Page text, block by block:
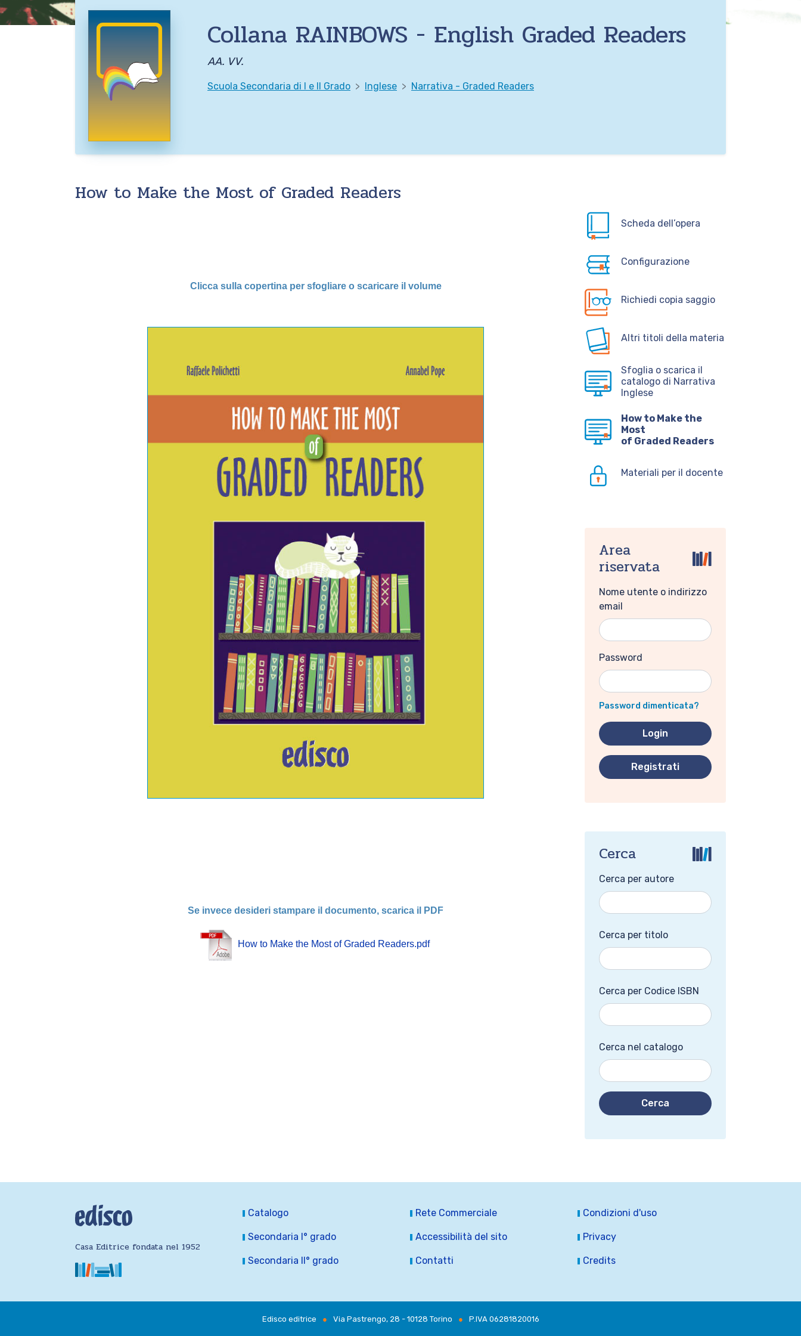
Collana RAINBOWS - English Graded Readers
AA. VV.
Scuola Secondaria di I e II Grado Inglese Narrativa - Graded Readers
How to Make the Most of Graded Readers
Clicca sulla copertina per sfogliare o scaricare il volume
Se invece desideri stampare il documento, scarica il PDF
How to Make the Most of Graded Readers.pdf
Scheda dell’opera
Configurazione
Richiedi copia saggio
Altri titoli della materia
Sfoglia o scarica il
catalogo di Narrativa
Inglese
How to Make the
Most
of Graded Readers
Materiali per il docente
Area
riservata
Nome utente o indirizzo
email
Password
Password dimenticata?
Registrati
Cerca
Cerca per autore
Cerca per titolo
Cerca per Codice ISBN
Cerca nel catalogo
Cerca
Casa Editrice fondata nel 1952
Catalogo
Secondaria I° grado
Secondaria II° grado
Rete Commerciale
Accessibilità del sito
Contatti
Condizioni d'uso
Privacy
Credits
Edisco editrice ● Via Pastrengo, 28 - 10128 Torino ● P.IVA 06281820016